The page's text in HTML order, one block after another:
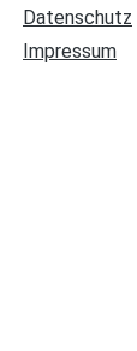
Datenschutz
Impressum